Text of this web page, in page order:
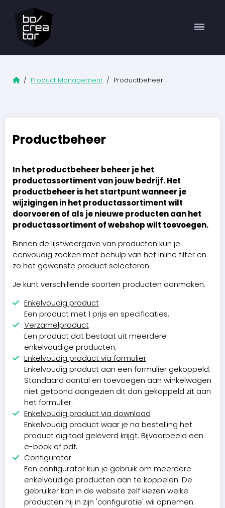
Home
/ Product Management / Productbeheer
Productbeheer
In het productbeheer beheer je het
productassortiment van jouw bedrijf. Het
productbeheer is het startpunt wanneer je
wijzigingen in het productassortiment wilt
doorvoeren of als je nieuwe producten aan het
productassortiment of webshop wilt toevoegen.
Binnen de lijstweergave van producten kun je
eenvoudig zoeken met behulp van het inline filter en
zo het gewenste product selecteren.
Je kunt verschillende soorten producten aanmaken.
Enkelvoudig product
Een product met 1 prijs en specificaties.
Verzamelproduct
Een product dat bestaat uit meerdere
enkelvoudige producten.
Enkelvoudig product via formulier
Enkelvoudig product aan een formulier gekoppeld.
Standaard aantal en toevoegen aan winkelwagen
niet getoond aangezien dit dan gekoppeld zit aan
het formulier.
Enkelvoudig product via download
Enkelvoudig product waar je na bestelling het
product digitaal geleverd krijgt. Bijvoorbeeld een
e-book of pdf.
Configurator
Een configurator kun je gebruik om meerdere
enkelvoudige producten aan te koppelen. De
gebruiker kan in de website zelf kiezen welke
producten hij in zijn 'configuratie' wil opnemen.